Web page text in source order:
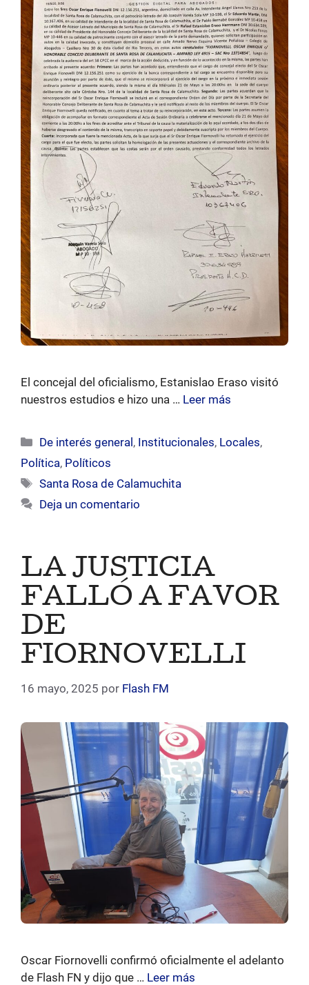
El concejal del oficialismo, Estanislao Eraso visitó
nuestros estudios e hizo una … Leer más
Categorías
De interés general , Institucionales, Locales,
Política, Políticos
Etiquetas
Santa Rosa de Calamuchita
Deja un comentario
LA JUSTICIA
FALLÓ A FAVOR
DE
FIORNOVELLI
16 mayo, 2025 por Flash FM
Oscar Fiornovelli confirmó oficialmente el adelanto
de Flash FN y dijo que … Leer más